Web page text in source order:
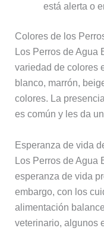
está alerta o
Colores de los
Los Perros de Agua
variedad de colores
blanco, marrón,
colores. La
es común y les da
Esperanza de vida
Los Perros de Agua
esperanza de vida
embargo, con los
alimentación
veterinario, algunos